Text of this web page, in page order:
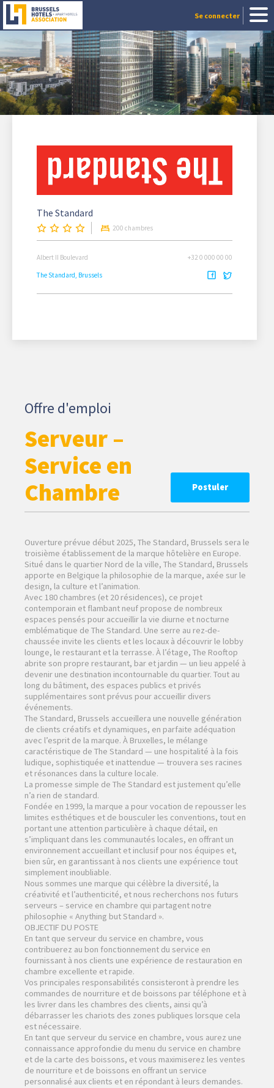
Se connecter
The Standard
200 chambres
Albert II Boulevard +32 0 000 00 00
The Standard, Brussels
Offre d'emploi
Serveur –
Service en
Chambre
Postuler
Ouverture prévue début 2025, The Standard, Brussels sera le
troisième établissement de la marque hôtelière en Europe.
Situé dans le quartier Nord de la ville, The Standard, Brussels
apporte en Belgique la philosophie de la marque, axée sur le
design, la culture et l’animation.
Avec 180 chambres (et 20 résidences), ce projet
contemporain et flambant neuf propose de nombreux
espaces pensés pour accueillir la vie diurne et nocturne
emblématique de The Standard. Une serre au rez-de-
chaussée invite les clients et les locaux à découvrir le lobby
lounge, le restaurant et la terrasse. À l’étage, The Rooftop
abrite son propre restaurant, bar et jardin — un lieu appelé à
devenir une destination incontournable du quartier. Tout au
long du bâtiment, des espaces publics et privés
supplémentaires sont prévus pour accueillir divers
événements.
The Standard, Brussels accueillera une nouvelle génération
de clients créatifs et dynamiques, en parfaite adéquation
avec l’esprit de la marque. À Bruxelles, le mélange
caractéristique de The Standard — une hospitalité à la fois
ludique, sophistiquée et inattendue — trouvera ses racines
et résonances dans la culture locale.
La promesse simple de The Standard est justement qu’elle
n’a rien de standard.
Fondée en 1999, la marque a pour vocation de repousser les
limites esthétiques et de bousculer les conventions, tout en
portant une attention particulière à chaque détail, en
s’impliquant dans les communautés locales, en offrant un
environnement accueillant et inclusif pour nos équipes et,
bien sûr, en garantissant à nos clients une expérience tout
simplement inoubliable.
Nous sommes une marque qui célèbre la diversité, la
créativité et l’authenticité, et nous recherchons nos futurs
serveurs – service en chambre qui partagent notre
philosophie « Anything but Standard ».
OBJECTIF DU POSTE
En tant que serveur du service en chambre, vous
contribuerez au bon fonctionnement du service en
fournissant à nos clients une expérience de restauration en
chambre excellente et rapide.
Vos principales responsabilités consisteront à prendre les
commandes de nourriture et de boissons par téléphone et à
les livrer dans les chambres des clients, ainsi qu’à
débarrasser les chariots des zones publiques lorsque cela
est nécessaire.
En tant que serveur du service en chambre, vous aurez une
connaissance approfondie du menu du service en chambre
et de la carte des boissons, et vous maximiserez les ventes
de nourriture et de boissons en offrant un service
personnalisé aux clients et en répondant à leurs demandes.